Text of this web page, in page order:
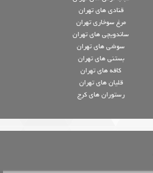
قنادی های تهران
مرغ سوخاری تهران
ساندویچی های تهران
سوشی های تهران
بستنی های تهران
کافه های تهران
قلیان های تهران
رستوران های کرج